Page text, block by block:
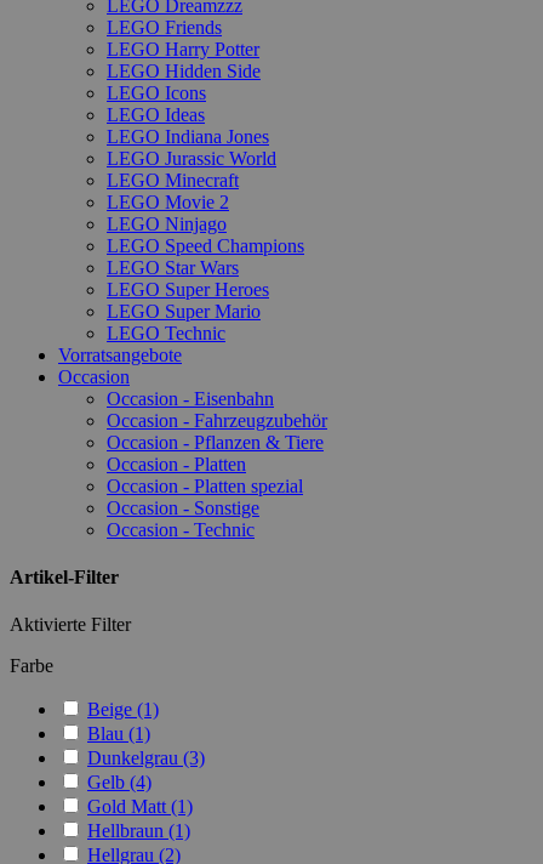
LEGO Dreamzzz
LEGO Friends
LEGO Harry Potter
LEGO Hidden Side
LEGO Icons
LEGO Ideas
LEGO Indiana Jones
LEGO Jurassic World
LEGO Minecraft
LEGO Movie 2
LEGO Ninjago
LEGO Speed Champions
LEGO Star Wars
LEGO Super Heroes
LEGO Super Mario
LEGO Technic
Vorratsangebote
Occasion
Occasion - Eisenbahn
Occasion - Fahrzeugzubehör
Occasion - Pflanzen & Tiere
Occasion - Platten
Occasion - Platten spezial
Occasion - Sonstige
Occasion - Technic
Artikel-Filter
Aktivierte Filter
Farbe
Beige (1)
Blau (1)
Dunkelgrau (3)
Gelb (4)
Gold Matt (1)
Hellbraun (1)
Hellgrau (2)